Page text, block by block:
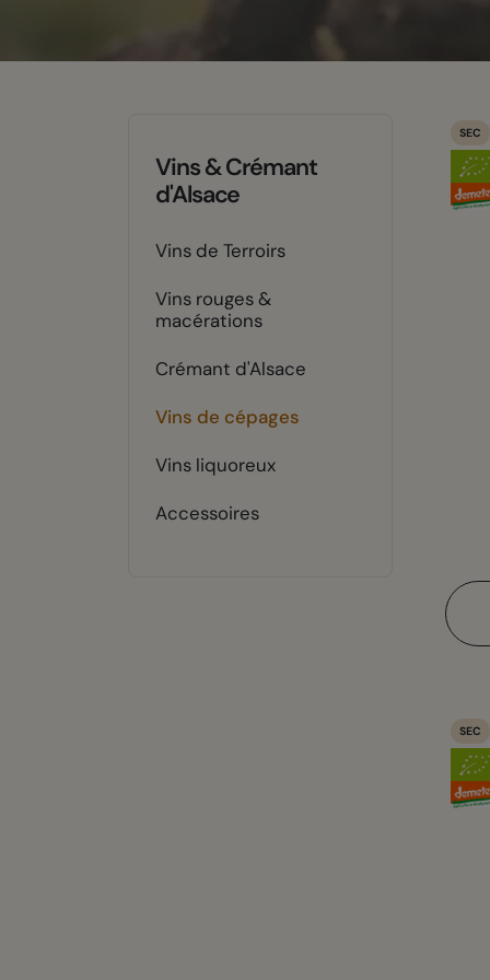
SEC
SEC
Vins & Crémant
d'Alsace
Vins de Terroirs
Vins rouges &
macérations
Crémant d'Alsace
Vins de cépages
Vins liquoreux
Accessoires